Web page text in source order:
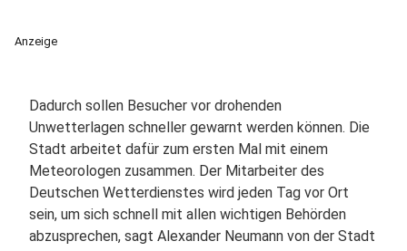
Anzeige
Dadurch sollen Besucher vor drohenden
Unwetterlagen schneller gewarnt werden können. Die
Stadt arbeitet dafür zum ersten Mal mit einem
Meteorologen zusammen. Der Mitarbeiter des
Deutschen Wetterdienstes wird jeden Tag vor Ort
sein, um sich schnell mit allen wichtigen Behörden
abzusprechen, sagt Alexander Neumann von der Stadt